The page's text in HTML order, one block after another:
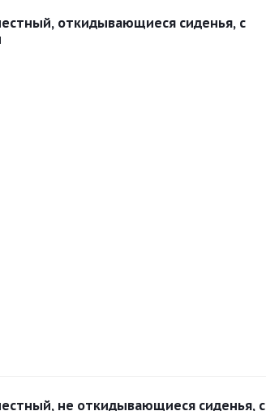
откидывающиеся сиденья, с
не откидывающиеся сиденья, с